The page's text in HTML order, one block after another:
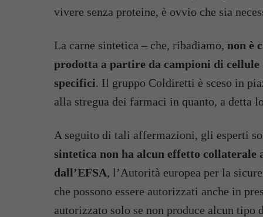
vivere senza proteine, è ovvio che sia
La carne sintetica – che, ribadiamo, non è
prodotta a partire da campioni di
specifici. Il gruppo Coldiretti è sceso in
alla stregua dei farmaci in quanto, a detta
A seguito di tali affermazioni, gli esperti
sintetica non ha alcun effetto
dall’EFSA, l’Autorità europea per la
che possono essere autorizzati anche in
autorizzato solo se non produce alcun tipo